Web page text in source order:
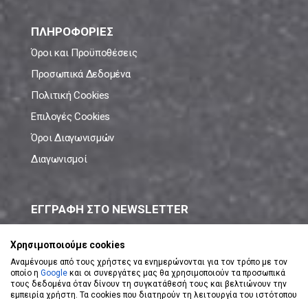
ΠΛΗΡΟΦΟΡΙΕΣ
Όροι και Προϋποθέσεις
Προσωπικά Δεδομένα
Πολιτική Cookies
Επιλογές Cookies
Όροι Διαγωνισμών
Διαγωνισμοί
ΕΓΓΡΑΦΗ ΣΤΟ NEWSLETTER
Χρησιμοποιούμε cookies
Αναμένουμε από τους χρήστες να ενημερώνονται για τον τρόπο με τον
οποίο η Google και οι συνεργάτες μας θα χρησιμοποιούν τα προσωπικά
τους δεδομένα όταν δίνουν τη συγκατάθεσή τους και βελτιώνουν την
εμπειρία χρήστη. Τα cookies που διατηρούν τη λειτουργία του ιστότοπου